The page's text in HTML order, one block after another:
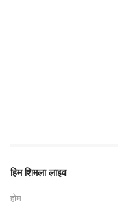
हिम शिमला लाइव
होम